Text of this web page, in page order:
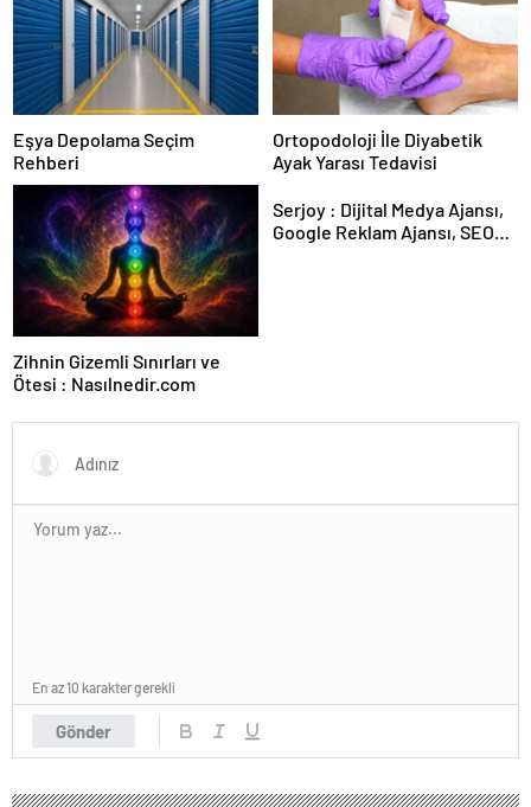
Eşya Depolama Seçim
Rehberi
Ortopodoloji İle Diyabetik
Ayak Yarası Tedavisi
Zihnin Gizemli Sınırları ve
Ötesi : Nasılnedir.com
Serjoy : Dijital Medya Ajansı,
Google Reklam Ajansı, SEO
Gönder
En az 10 karakter gerekli